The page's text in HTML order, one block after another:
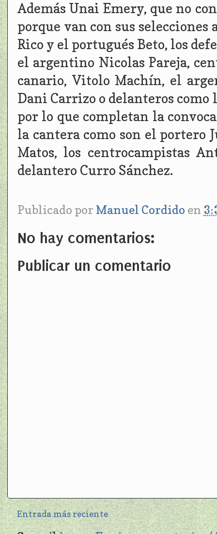
Además Unai Emery, que no
porque van con sus selecciones
Rico y el portugués Beto, los
el argentino Nicolas Pareja,
canario, Vitolo Machín, el
Dani Carrizo o delanteros como
por lo que completan la
la cantera como son el portero
Matos, los centrocampistas
delantero Curro Sánchez.
Publicado por Manuel Cordido en
No hay comentarios:
Publicar un comentario
Entrada más reciente